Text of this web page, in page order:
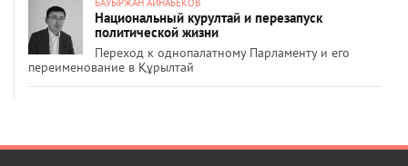
БАУЫРЖАН АЙНАБЕКОВ
Национальный курултай и перезапуск
политической жизни
Переход к однопалатному Парламенту и его
переименование в Құрылтай